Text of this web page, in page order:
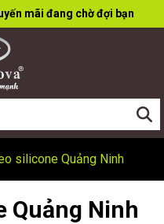
mãi đang chờ đợi bạn
silicone Quảng Ninh
Quảng Ninh